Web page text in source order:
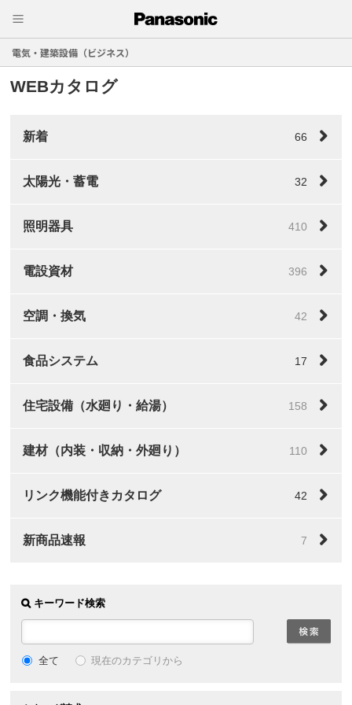
電気・建築設備（ビジネス）
WEBカタログ
新着 66
太陽光・蓄電 32
照明器具 410
電設資材 396
空調・換気 42
食品システム 17
住宅設備（水廻り・給湯） 158
建材（内装・収納・外廻り） 110
リンク機能付きカタログ 42
新商品速報 7
キーワード検索
全て 現在のカテゴリから